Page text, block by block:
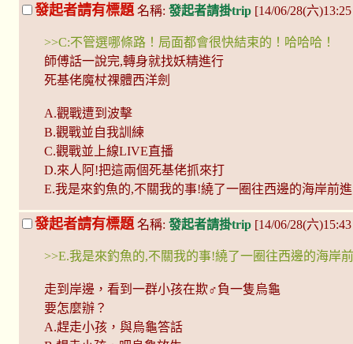
發起者請有標題 名稱: 發起者請掛trip [14/06/28(六
>>C:不管選哪條路！局面都會很快結束的！哈哈哈！
師傅話一說完,轉身就找妖精進行
死基佬魔杖祼體西洋劍
A.觀戰遭到波擊
B.觀戰並自我訓練
C.觀戰並上線LIVE直播
D.來人阿!把這兩個死基佬抓來打
E.我是來釣魚的,不關我的事!繞了一圈往西邊的海岸前進
發起者請有標題名稱: 發起者請掛trip [14/06/28(六
>>E.我是來釣魚的,不關我的事!繞了一圈往西邊的海岸
走到岸邊，看到一群小孩在欺♂負一隻烏龜
要怎麼辦？
A.趕走小孩，與烏龜答話